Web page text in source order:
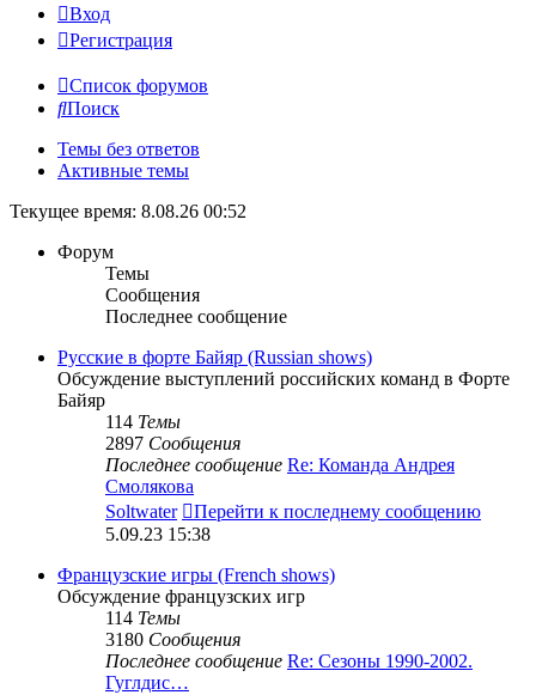
Вход
Регистрация
Список форумов
Поиск
Темы без ответов
Активные темы
Текущее время: 8.08.26 00:52
Форум
Темы
Сообщения
Последнее сообщение
Русские в форте Байяр (Russian shows)
Обсуждение выступлений российских команд в Форте
Байяр
114 Темы
2897 Сообщения
Последнее сообщение Re: Команда Андрея
Смолякова
Soltwater
Перейти к последнему сообщению
5.09.23 15:38
Французские игры (French shows)
Обсуждение французских игр
114 Темы
3180 Сообщения
Последнее сообщение Re: Сезоны 1990-2002.
Гуглдис…